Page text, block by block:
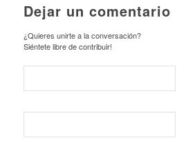
Dejar un comentario
¿Quieres unirte a la conversación?
Siéntete libre de contribuir!